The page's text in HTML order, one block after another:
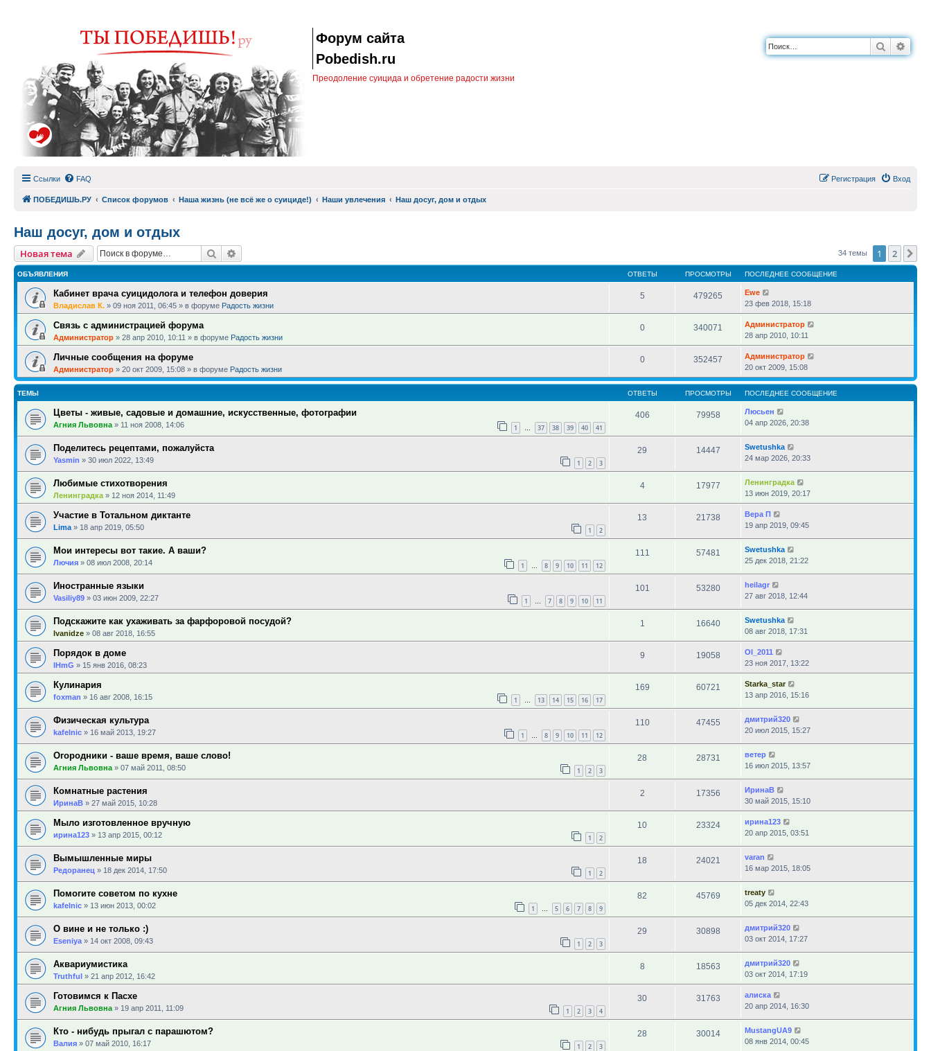
Форум сайта
Pobedish.ru
Преодоление суицида и обретение радости жизни
Поиск
Ссылки FAQ Вход
Регистрация
ПОБЕДИШЬ.РУ Список форумов Наша жизнь (не всё же о суициде!) Наши увлечения Наш досуг, дом и отдых
Наш досуг, дом и отдых
Новая тема Поиск 34 темы 1 2
ОБЪЯВЛЕНИЯ ОТВЕТЫ ПРОСМОТРЫ ПОСЛЕДНЕЕ СООБЩЕНИЕ
Кабинет врача суицидолога и телефон доверия
Владислав К. » 09 ноя 2011, 06:45 » в форуме Радость жизни
5 479265
Ewe
23 фев 2018, 15:18
Связь с администрацией форума
Администратор » 28 апр 2010, 10:11 » в форуме Радость жизни
0 340071
Администратор
28 апр 2010, 10:11
Личные сообщения на форуме
Администратор » 20 окт 2009, 15:08 » в форуме Радость жизни
0 352457
Администратор
20 окт 2009, 15:08
ТЕМЫ ОТВЕТЫ ПРОСМОТРЫ ПОСЛЕДНЕЕ СООБЩЕНИЕ
Цветы - живые, садовые и домашние, искусственные, фотографии
Агния Львовна » 11 ноя 2008, 14:06 1 … 37 38 39 40 41
406 79958
Люсьен
04 апр 2026, 20:38
Поделитесь рецептами, пожалуйста
Yasmin » 30 июл 2022, 13:49 1 2 3
29 14447
Swetushka
24 мар 2026, 20:33
Любимые стихотворения
Ленинградка » 12 ноя 2014, 11:49
4 17977
Ленинградка
13 июн 2019, 20:17
Участие в Тотальном диктанте
Lima » 18 апр 2019, 05:50 1 2
13 21738
Вера П
19 апр 2019, 09:45
Мои интересы вот такие. А ваши?
Лючия » 08 июл 2008, 20:14 1 … 8 9 10 11 12
111 57481
Swetushka
25 дек 2018, 21:22
Иностранные языки
Vasiliy89 » 03 июн 2009, 22:27 1 … 7 8 9 10 11
101 53280
heilagr
27 авг 2018, 12:44
Подскажите как ухаживать за фарфоровой посудой?
Ivanidze » 08 авг 2018, 16:55
1 16640
Swetushka
08 авг 2018, 17:31
Порядок в доме
IHmG » 15 янв 2016, 08:23
9 19058
Ol_2011
23 ноя 2017, 13:22
Кулинария
foxman » 16 авг 2008, 16:15 1 … 13 14 15 16 17
169 60721
Starka_star
13 апр 2016, 15:16
Физическая культура
kafelnic » 16 май 2013, 19:27 1 … 8 9 10 11 12
110 47455
дмитрий320
20 июл 2015, 15:27
Огородники - ваше время, ваше слово!
Агния Львовна » 07 май 2011, 08:50 1 2 3
28 28731
ветер
16 июл 2015, 13:57
Комнатные растения
ИринаВ » 27 май 2015, 10:28
2 17356
ИринаВ
30 май 2015, 15:10
Мыло изготовленное вручную
ирина123 » 13 апр 2015, 00:12 1 2
10 23324
ирина123
20 апр 2015, 03:51
Вымышленные миры
Редоранец » 18 дек 2014, 17:50 1 2
18 24021
varan
16 мар 2015, 18:05
Помогите советом по кухне
kafelnic » 13 июн 2013, 00:02 1 … 5 6 7 8 9
82 45769
treaty
05 дек 2014, 22:43
О вине и не только :)
Eseniya » 14 окт 2008, 09:43 1 2 3
29 30898
дмитрий320
03 окт 2014, 17:27
Аквариумистика
Truthful » 21 апр 2012, 16:42
8 18563
дмитрий320
03 окт 2014, 17:19
Готовимся к Пасхе
Агния Львовна » 19 апр 2011, 11:09 1 2 3 4
30 31763
алиска
20 апр 2014, 16:30
Кто - нибудь прыгал с парашютом?
Валия » 07 май 2010, 16:17 1 2 3
28 30014
MustangUA9
08 янв 2014, 00:45